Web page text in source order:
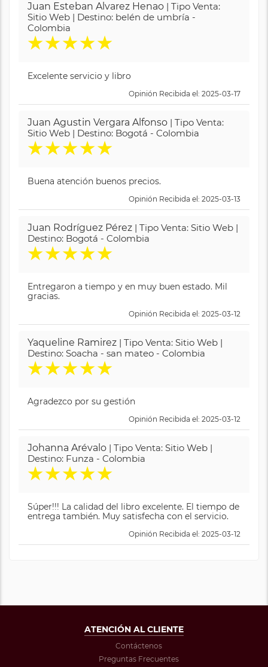
Juan Esteban Alvarez Henao | Tipo Venta:
Sitio Web | Destino: belén de umbría -
Colombia
★★★★★
Excelente servicio y libro
Opinión Recibida el: 2025-03-17
Juan Agustin Vergara Alfonso | Tipo Venta:
Sitio Web | Destino: Bogotá - Colombia
★★★★★
Buena atención buenos precios.
Opinión Recibida el: 2025-03-13
Juan Rodríguez Pérez | Tipo Venta: Sitio Web |
Destino: Bogotá - Colombia
★★★★★
Entregaron a tiempo y en muy buen estado. Mil
gracias.
Opinión Recibida el: 2025-03-12
Yaqueline Ramirez | Tipo Venta: Sitio Web |
Destino: Soacha - san mateo - Colombia
★★★★★
Agradezco por su gestión
Opinión Recibida el: 2025-03-12
Johanna Arévalo | Tipo Venta: Sitio Web |
Destino: Funza - Colombia
★★★★★
Súper!!! La calidad del libro excelente. El tiempo de
entrega también. Muy satisfecha con el servicio.
Opinión Recibida el: 2025-03-12
ATENCIÓN AL CLIENTE
Contáctenos
Preguntas Frecuentes